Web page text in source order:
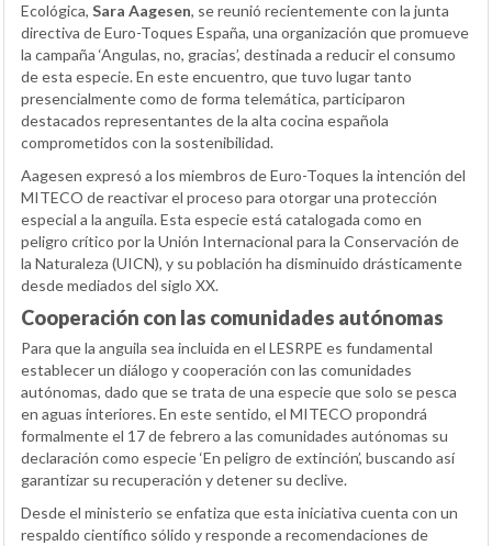
Ecológica, Sara Aagesen, se reunió recientemente con la junta
directiva de Euro-Toques España, una organización que promueve
la campaña ‘Angulas, no, gracias’, destinada a reducir el consumo
de esta especie. En este encuentro, que tuvo lugar tanto
presencialmente como de forma telemática, participaron
destacados representantes de la alta cocina española
comprometidos con la sostenibilidad.
Aagesen expresó a los miembros de Euro-Toques la intención del
MITECO de reactivar el proceso para otorgar una protección
especial a la anguila. Esta especie está catalogada como en
peligro crítico por la Unión Internacional para la Conservación de
la Naturaleza (UICN), y su población ha disminuido drásticamente
desde mediados del siglo XX.
Cooperación con las comunidades autónomas
Para que la anguila sea incluida en el LESRPE es fundamental
establecer un diálogo y cooperación con las comunidades
autónomas, dado que se trata de una especie que solo se pesca
en aguas interiores. En este sentido, el MITECO propondrá
formalmente el 17 de febrero a las comunidades autónomas su
declaración como especie ‘En peligro de extinción’, buscando así
garantizar su recuperación y detener su declive.
Desde el ministerio se enfatiza que esta iniciativa cuenta con un
respaldo científico sólido y responde a recomendaciones de